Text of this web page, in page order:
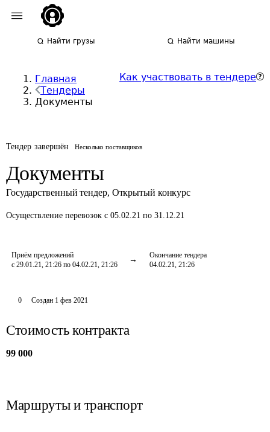
Найти грузы Найти машины
Главная
Тендеры
Документы
Как участвовать в тендере
Тендер завершён Несколько поставщиков
Документы
Государственный тендер, Открытый конкурс
Осуществление перевозок с 05.02.21 по 31.12.21
Приём предложений
с 29.01.21, 21:26 по 04.02.21, 21:26
Окончание тендера
04.02.21, 21:26
0 Создан 1 фев 2021
Стоимость контракта
99 000
Маршруты и транспорт